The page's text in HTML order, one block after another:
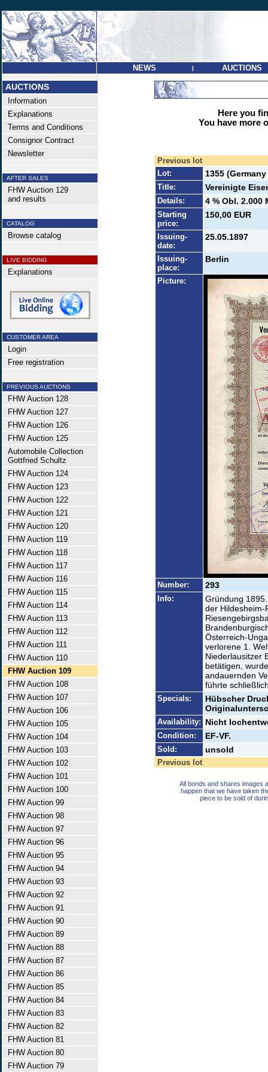
NEWS | AUCTIONS
AUCTIONS
Information
Explanations
Terms and Conditions
Consignor Contract
Newsletter
AFTER SALES
FHW Auction 129
and results
CATALOG
Browse catalog
LIVE BIDDING
Explanations
CUSTOMER AREA
Login
Free registration
PREVIOUS AUCTIONS
FHW Auction 128
FHW Auction 127
FHW Auction 126
FHW Auction 125
Automobile Collection
Gottfried Schultz
FHW Auction 124
FHW Auction 123
FHW Auction 122
FHW Auction 121
FHW Auction 120
FHW Auction 119
FHW Auction 118
FHW Auction 117
FHW Auction 116
FHW Auction 115
FHW Auction 114
FHW Auction 113
FHW Auction 112
FHW Auction 111
FHW Auction 110
FHW Auction 109
FHW Auction 108
FHW Auction 107
FHW Auction 106
FHW Auction 105
FHW Auction 104
FHW Auction 103
FHW Auction 102
FHW Auction 101
FHW Auction 100
FHW Auction 99
FHW Auction 98
FHW Auction 97
FHW Auction 96
FHW Auction 95
FHW Auction 94
FHW Auction 93
FHW Auction 92
FHW Auction 91
FHW Auction 90
FHW Auction 89
FHW Auction 88
FHW Auction 87
FHW Auction 86
FHW Auction 85
FHW Auction 84
FHW Auction 83
FHW Auction 82
FHW Auction 81
FHW Auction 80
FHW Auction 79
Here you
You have more
Previous lot
Lot:
1355
Title: Vereinigte
Details: 4 % Obl. 2.000
Starting
price:
150,00 EUR
Issuing-
date:
25.05.1897
Issuing-
place:
Berlin
Picture:
Number: 293
Info:
Gründung
der Hildesheim-
Österreich-
verlorene 1.
Niederlausitzer
betätigen,
andauernden
führte
Specials:
Hübscher
Availability: Nicht
Condition: EF-VF.
Sold: unsold
Previous lot
All bonds and shares images
happen that we have taken
piece to be sold of